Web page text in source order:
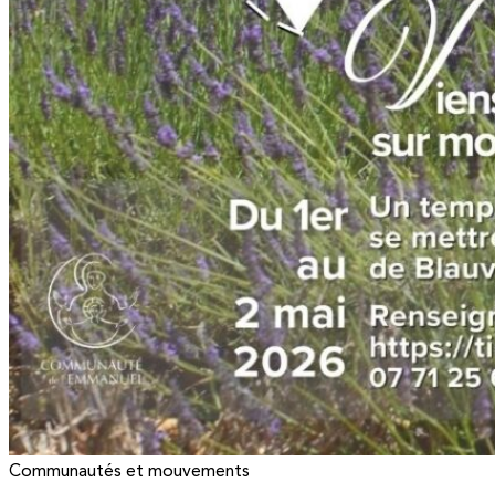
Communautés et mouvements